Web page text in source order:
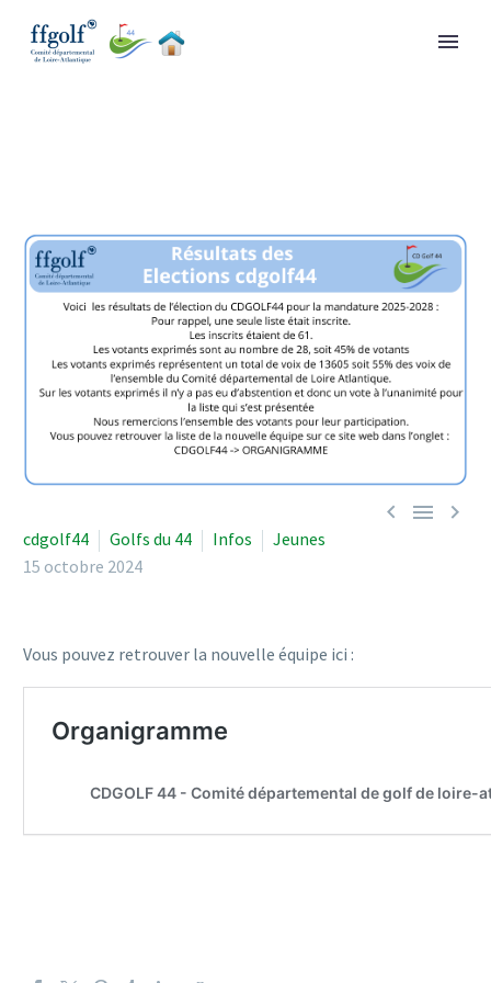
  
cdgolf44 Golfs du 44 Infos
Jeunes
15 octobre 2024
Vous pouvez retrouver la nouvelle équipe ici :